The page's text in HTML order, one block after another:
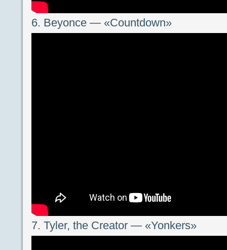
6. Beyonce — «Countdown»
7. Tyler, the Creator — «Yonkers»